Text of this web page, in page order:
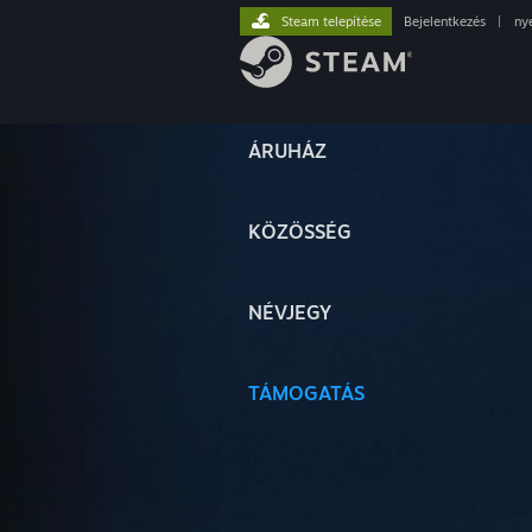
ÁRUHÁZ
KÖZÖSSÉG
NÉVJEGY
TÁMOGATÁS
Steam telepítése Bejelentkezés